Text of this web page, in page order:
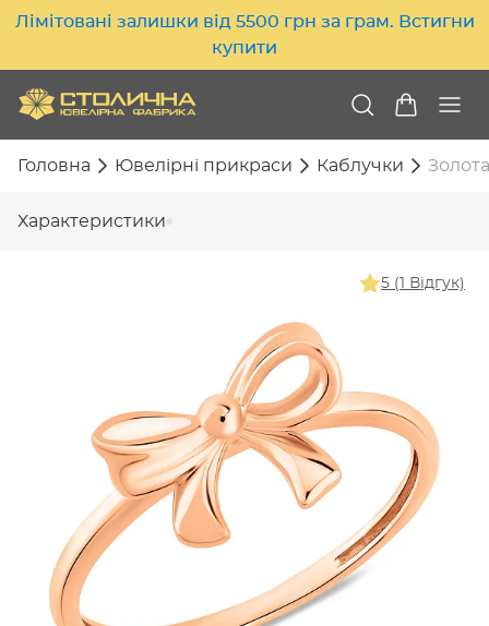
Лімітовані залишки від 5500 грн за грам. Встигни
купити
Головна Ювелірні прикраси Каблучки
Характеристики
5 (1 Відгук)